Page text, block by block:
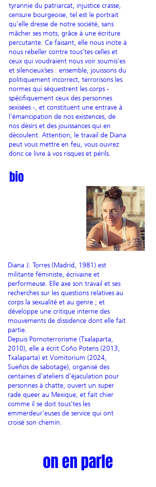
tyrannie du patriarcat, injustice crasse,
censure bourgeoise, tel est le portrait
qu’elle dresse de notre société, sans
mâcher ses mots, grâce à une écriture
percutante. Ce faisant, elle nous incite à
nous rebeller contre tous’tes celles et
ceux qui voudraient nous voir soumis’es
et silencieux’ses : ensemble, jouissons du
politiquement incorrect, terrorisons les
normes qui séquestrent les corps -
spécifiquement ceux des personnes
sexisées -, et constituent une entrave à
l’émancipation de nos existences, de
nos désirs et des jouissances qui en
découlent. Attention, le travail de Diana
peut vous mettre en feu, vous ouvrez
donc ce livre à vos risques et périls.
bio
Diana J. Torres (Madrid, 1981) est
militante féministe, écrivaine et
performeuse. Elle axe son travail et ses
recherches sur les questions relatives au
corps la sexualité et au genre ; et
développe une critique interne des
mouvements de dissidence dont elle fait
partie.
Depuis Pornoterrorisme (Txalaparta,
2010), elle a écrit Coño Potens (2013,
Txalaparta) et Vomitorium (2024,
Sueños de sabotage), organisé des
centaines d’ateliers d’éjaculation pour
personnes à chatte, ouvert un super
rade queer au Mexique, et fait chier
comme il se doit tous’tes les
emmerdeur’euses de service qui ont
croisé son chemin.
on en parle